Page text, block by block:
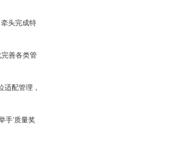
头完成特
善各类管
适配管理，
手’质量奖